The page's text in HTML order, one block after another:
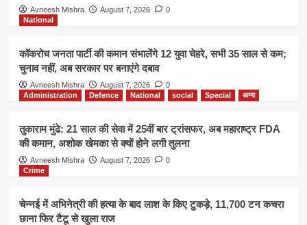
Avneesh Mishra August 7, 2026
0
National
कॉकरोच जनता पार्टी की कमान संभालेंगे 12 युवा चेहरे, सभी 35 साल से कम;
चुनाव नहीं, अब सरकार पर बनाएंगे दबाव
Avneesh Mishra August 7, 2026
0
Administration
Defence National social Special अन्य
तुकाराम मुंढे: 21 साल की सेवा में 25वीं बार ट्रांसफर, अब महाराष्ट्र FDA
की कमान, अशोक खेमका से क्यों होने लगी तुलना
Avneesh Mishra August 7, 2026
0
Crime
चेन्नई में अभिनेत्री की हत्या के बाद लाश के किए टुकड़े, 11,700 टन कचरा
छाना फिर टैटू से खुला राज